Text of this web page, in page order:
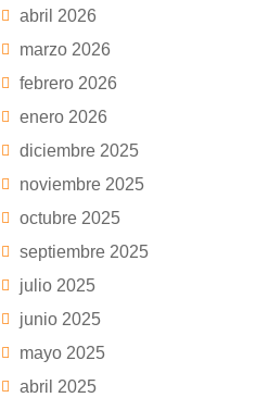
abril 2026
marzo 2026
febrero 2026
enero 2026
diciembre 2025
noviembre 2025
octubre 2025
septiembre 2025
julio 2025
junio 2025
mayo 2025
abril 2025